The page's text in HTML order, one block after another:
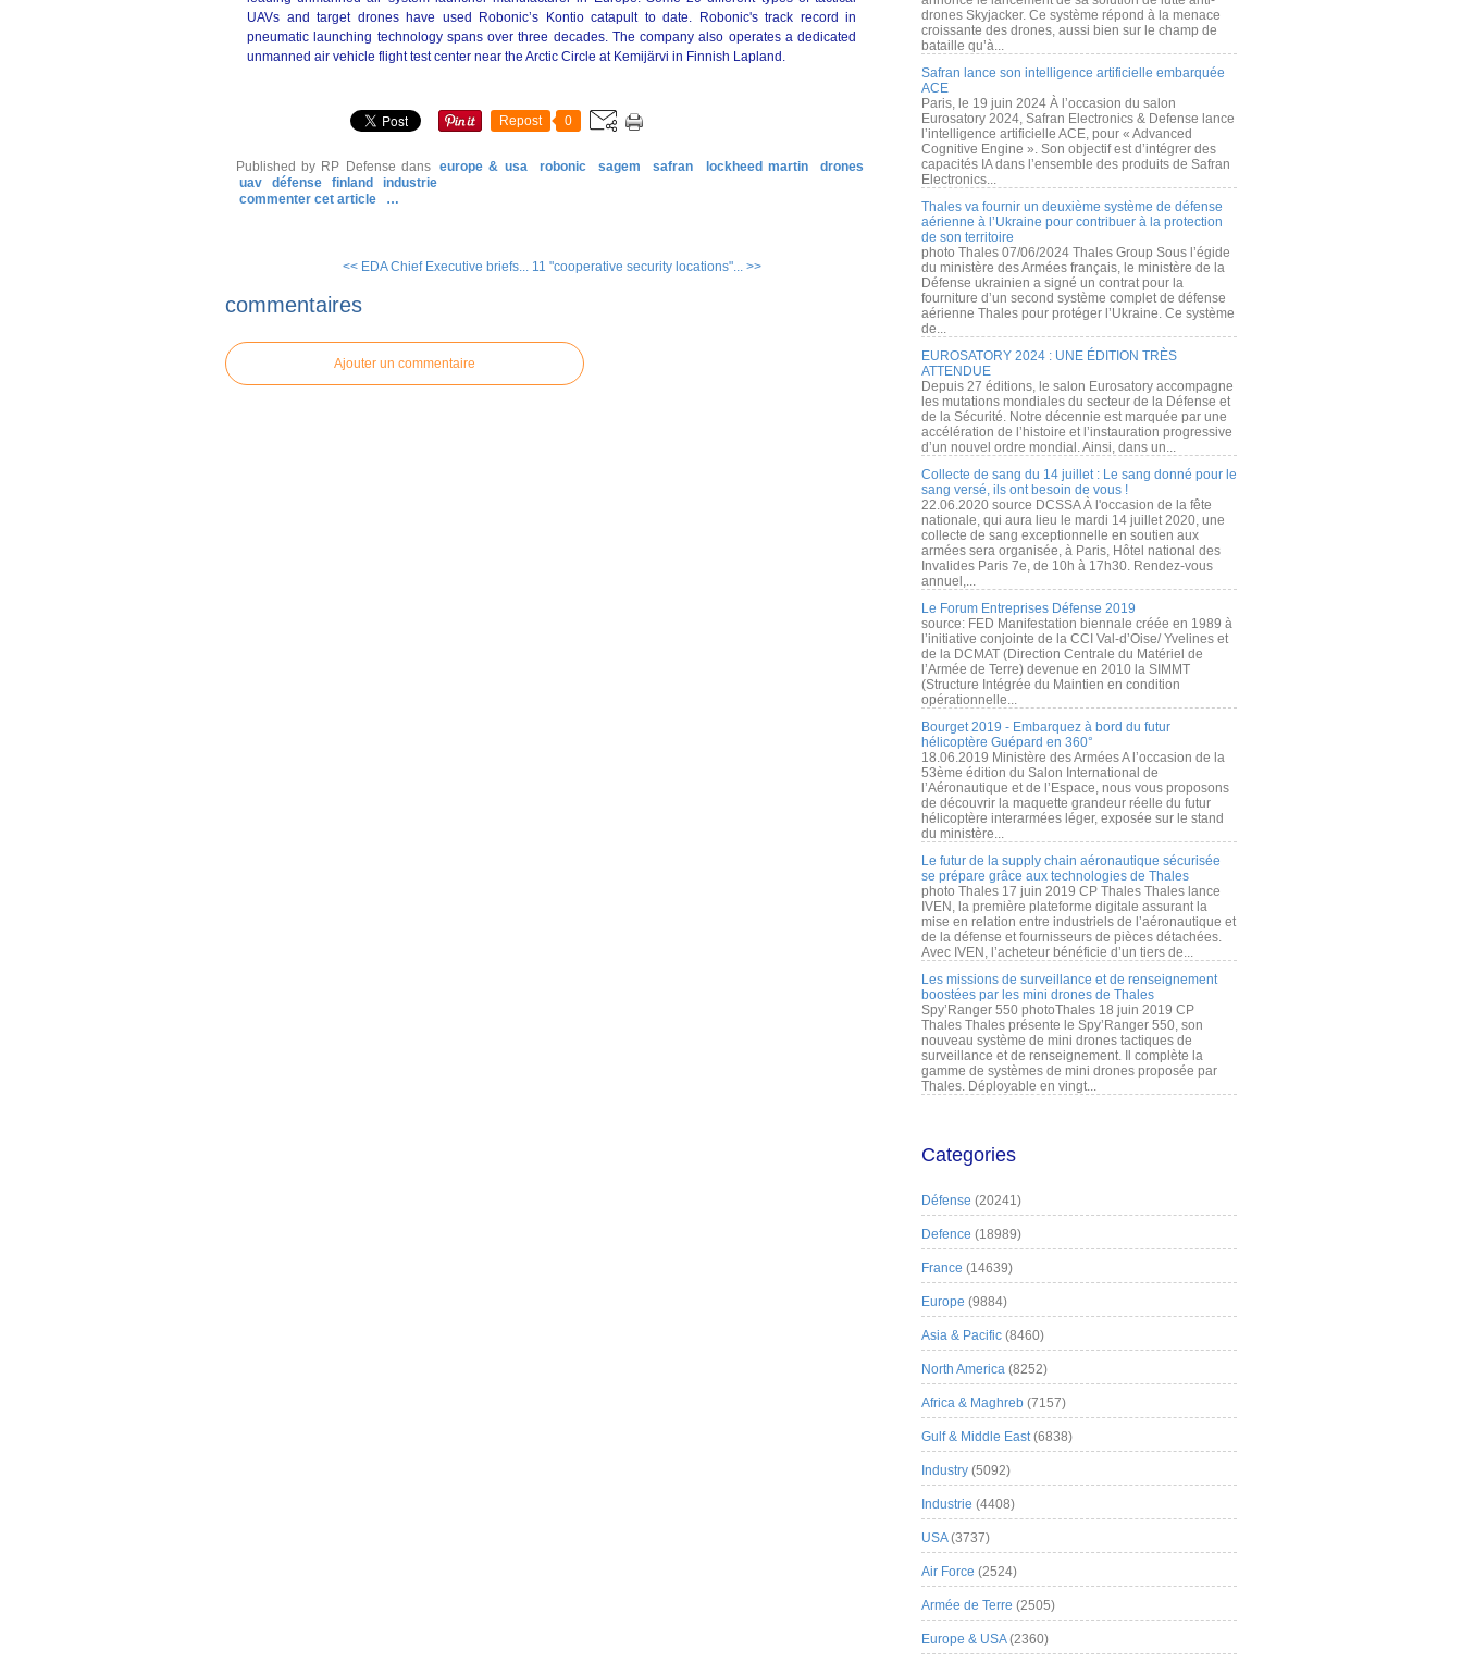
UAVs and target drones have used Robonic’s Kontio catapult to date. Robonic's track record in
pneumatic launching technology spans over three decades. The company also operates a dedicated
unmanned air vehicle flight test center near the Arctic Circle at Kemijärvi in Finnish Lapland.
Repost 0
Published by RP Defense dans europe & usa robonic sagem safran lockheed martin
drones
uav
défense finland
industrie
commenter cet article
…
<< EDA Chief Executive briefs... 11 "cooperative security locations"... >>
commentaires
Ajouter un commentaire
drones Skyjacker. Ce système répond à la menace
croissante des drones, aussi bien sur le champ de
bataille qu’à...
Safran lance son intelligence artificielle embarquée
ACE
Paris, le 19 juin 2024 À l’occasion du salon
Eurosatory 2024, Safran Electronics & Defense lance
l’intelligence artificielle ACE, pour « Advanced
Cognitive Engine ». Son objectif est d’intégrer des
capacités IA dans l’ensemble des produits de Safran
Electronics...
Thales va fournir un deuxième système de défense
aérienne à l’Ukraine pour contribuer à la protection
de son territoire
photo Thales 07/06/2024 Thales Group Sous l’égide
du ministère des Armées français, le ministère de la
Défense ukrainien a signé un contrat pour la
fourniture d’un second système complet de défense
aérienne Thales pour protéger l’Ukraine. Ce système
de...
EUROSATORY 2024 : UNE ÉDITION TRÈS
ATTENDUE
Depuis 27 éditions, le salon Eurosatory accompagne
les mutations mondiales du secteur de la Défense et
de la Sécurité. Notre décennie est marquée par une
accélération de l’histoire et l’instauration progressive
d’un nouvel ordre mondial. Ainsi, dans un...
Collecte de sang du 14 juillet : Le sang donné pour le
sang versé, ils ont besoin de vous !
22.06.2020 source DCSSA À l'occasion de la fête
nationale, qui aura lieu le mardi 14 juillet 2020, une
collecte de sang exceptionnelle en soutien aux
armées sera organisée, à Paris, Hôtel national des
Invalides Paris 7e, de 10h à 17h30. Rendez-vous
annuel,...
Le Forum Entreprises Défense 2019
source: FED Manifestation biennale créée en 1989 à
l’initiative conjointe de la CCI Val-d’Oise/ Yvelines et
de la DCMAT (Direction Centrale du Matériel de
l’Armée de Terre) devenue en 2010 la SIMMT
(Structure Intégrée du Maintien en condition
opérationnelle...
Bourget 2019 - Embarquez à bord du futur
hélicoptère Guépard en 360°
18.06.2019 Ministère des Armées A l’occasion de la
53ème édition du Salon International de
l’Aéronautique et de l’Espace, nous vous proposons
de découvrir la maquette grandeur réelle du futur
hélicoptère interarmées léger, exposée sur le stand
du ministère...
Le futur de la supply chain aéronautique sécurisée
se prépare grâce aux technologies de Thales
photo Thales 17 juin 2019 CP Thales Thales lance
IVEN, la première plateforme digitale assurant la
mise en relation entre industriels de l’aéronautique et
de la défense et fournisseurs de pièces détachées.
Avec IVEN, l’acheteur bénéficie d’un tiers de...
Les missions de surveillance et de renseignement
boostées par les mini drones de Thales
Spy’Ranger 550 photoThales 18 juin 2019 CP
Thales Thales présente le Spy’Ranger 550, son
nouveau système de mini drones tactiques de
surveillance et de renseignement. Il complète la
gamme de systèmes de mini drones proposée par
Thales. Déployable en vingt...
Categories
Défense (20241)
Defence (18989)
France (14639)
Europe (9884)
Asia & Pacific (8460)
North America (8252)
Africa & Maghreb (7157)
Gulf & Middle East(6838)
Industry (5092)
Industrie (4408)
USA(3737)
Air Force (2524)
Armée de Terre (2505)
Europe & USA(2360)